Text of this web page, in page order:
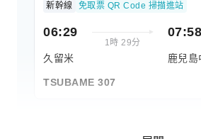
新幹線 免取票 QR Code 掃描進站
06:29
1時 29分
久留米
07:58
鹿兒島
TSUBAME 307